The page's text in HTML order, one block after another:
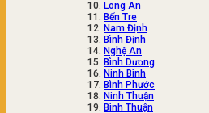
Long An
Bến Tre
Nam Định
Bình Định
Nghệ An
Bình Dương
Ninh Bình
Bình Phước
Ninh Thuận
Bình Thuận